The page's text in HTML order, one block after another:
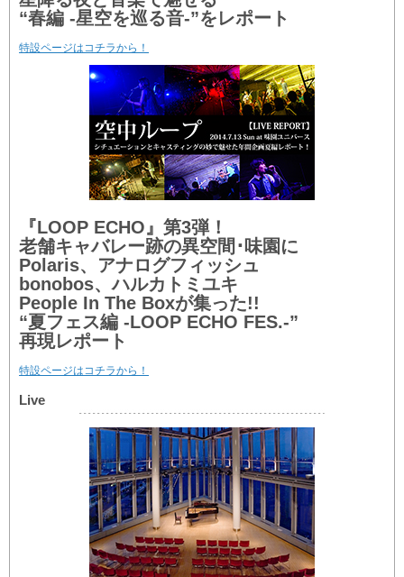
“春編 -星空を巡る音-”をレポート
特設ページはコチラから！
『LOOP ECHO』第3弾！
老舗キャバレー跡の異空間･味園に
Polaris、アナログフィッシュ
bonobos、ハルカトミユキ
People In The Boxが集った!!
“夏フェス編 -LOOP ECHO FES.-”
再現レポート
特設ページはコチラから！
Live